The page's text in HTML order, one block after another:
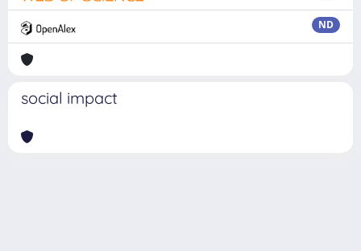
ND
social impact